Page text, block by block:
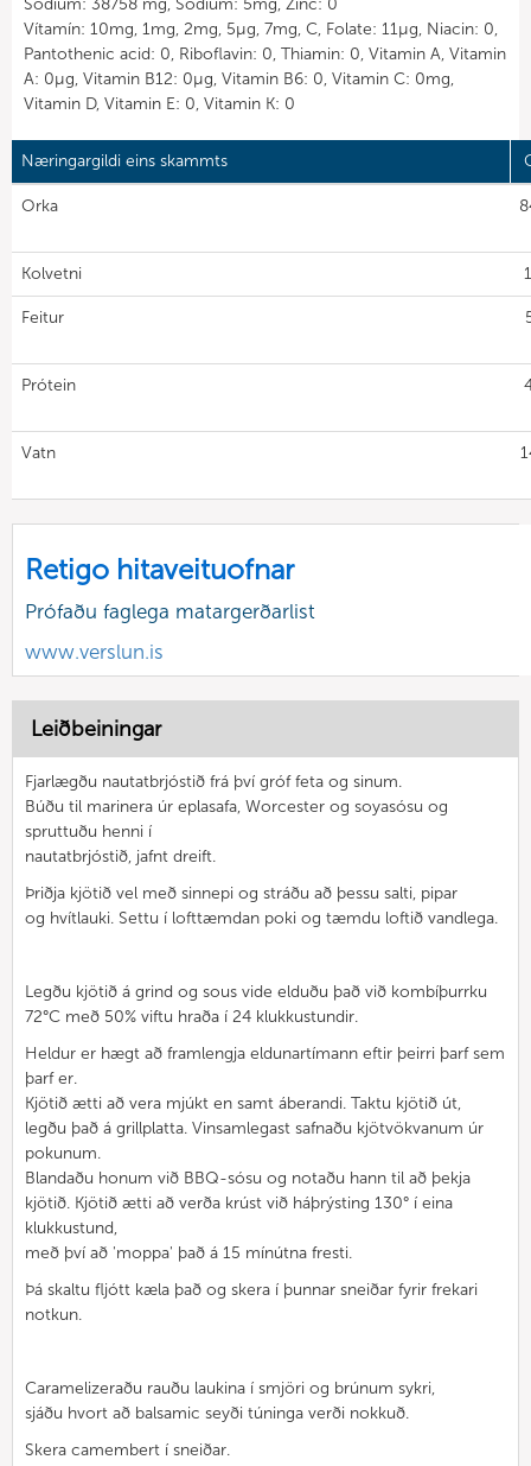
Vítamín: 10mg, 1mg, 2mg, 5µg, 7mg, C, Folate: 11µg, Niacin: 0,
Pantothenic acid: 0, Riboflavin: 0, Thiamin: 0, Vitamin A, Vitamin
A: 0µg, Vitamin B12: 0µg, Vitamin B6: 0, Vitamin C: 0mg,
Vitamin D, Vitamin E: 0, Vitamin K: 0
Næringargildi eins skammts
Orka
Kolvetni
Feitur
Prótein
Vatn
Retigo hitaveituofnar
Prófaðu faglega matargerðarlist
www.verslun.is
Leiðbeiningar
Fjarlægðu nautatbrjóstið frá því gróf feta og sinum.
Búðu til marinera úr eplasafa, Worcester og soyasósu og
spruttuðu henni í
nautatbrjóstið, jafnt dreift.
Þriðja kjötið vel með sinnepi og stráðu að þessu salti, pipar
og hvítlauki. Settu í lofttæmdan poki og tæmdu loftið vandlega.
Legðu kjötið á grind og sous vide elduðu það við kombíþurrku
72°C með 50% viftu hraða í 24 klukkustundir.
Heldur er hægt að framlengja eldunartímann eftir þeirri þarf sem
þarf er.
Kjötið ætti að vera mjúkt en samt áberandi. Taktu kjötið út,
legðu það á grillplatta. Vinsamlegast safnaðu kjötvökvanum úr
pokunum.
Blandaðu honum við BBQ-sósu og notaðu hann til að þekja
kjötið. Kjötið ætti að verða krúst við háþrýsting 130° í eina
klukkustund,
með því að 'moppa' það á 15 mínútna fresti.
Þá skaltu fljótt kæla það og skera í þunnar sneiðar fyrir frekari
notkun.
Caramelizeraðu rauðu laukina í smjöri og brúnum sykri,
sjáðu hvort að balsamic seyði túninga verði nokkuð.
Skera camembert í sneiðar.